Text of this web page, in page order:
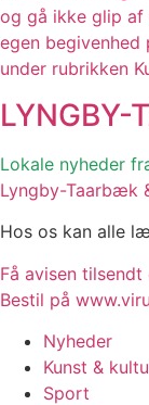
og gå ikke glip af
egen begivenhed
under rubrikken
LYNGBY-
Lokale nyheder
Lyngby-Taarbæk
Hos os kan alle
Få avisen
Bestil på
Nyheder
Kunst &
Sport